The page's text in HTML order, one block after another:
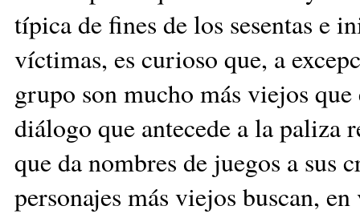
típica de fines de los sesentas e
víctimas, es curioso que, a
grupo son mucho más viejos
diálogo que antecede a la
que da nombres de juegos a sus
personajes más viejos buscan,